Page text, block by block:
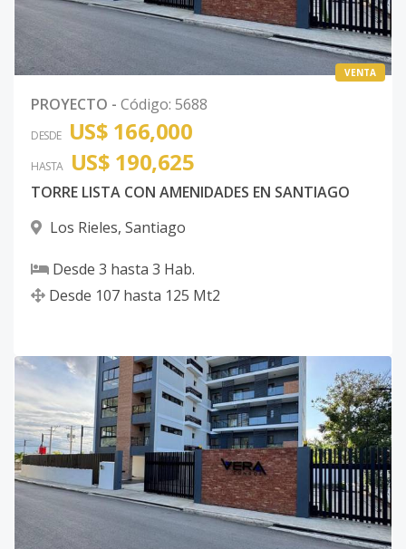
VENTA
PROYECTO - Código: 5688
DESDE US$ 166,000
HASTA US$ 190,625
TORRE LISTA CON AMENIDADES EN SANTIAGO
Los Rieles, Santiago
Desde 3 hasta 3 Hab.
Desde 107 hasta 125 Mt2